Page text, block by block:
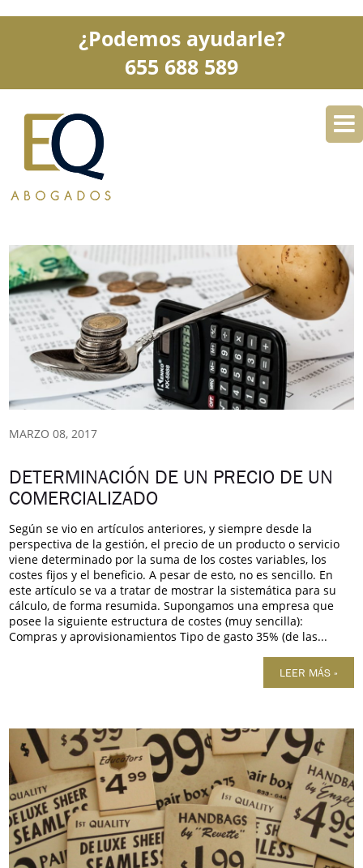
¿Podemos ayudarle?
655 688 589
SERVICIOS
BLOG CONTACTO
MARZO 08, 2017
DETERMINACIÓN DE UN PRECIO DE UN
COMERCIALIZADO
Según se vio en artículos anteriores, y siempre desde la
perspectiva de la gestión, el precio de un producto o servicio
viene determinado por la suma de los costes variables, los
costes fijos y el beneficio. A pesar de esto, no es sencillo. En
este artículo se va a tratar de mostrar la sistemática para su
cálculo, de forma resumida. Supongamos una empresa que
posee la siguiente estructura de costes (muy sencilla):
Compras y aprovisionamientos Tipo de gasto 35% (de las...
LEER MÁS »